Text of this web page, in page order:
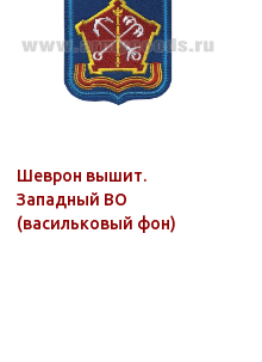
Шеврон вышит.
Западный ВО
(васильковый фон)